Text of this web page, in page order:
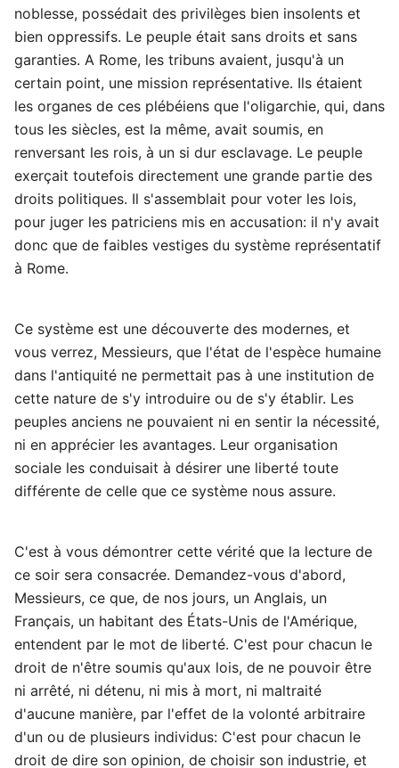
noblesse, possédait des privilèges bien insolents et
bien oppressifs. Le peuple était sans droits et sans
garanties. A Rome, les tribuns avaient, jusqu'à un
certain point, une mission représentative. Ils étaient
les organes de ces plébéiens que l'oligarchie, qui, dans
tous les siècles, est la même, avait soumis, en
renversant les rois, à un si dur esclavage. Le peuple
exerçait toutefois directement une grande partie des
droits politiques. Il s'assemblait pour voter les lois,
pour juger les patriciens mis en accusation: il n'y avait
donc que de faibles vestiges du système représentatif
à Rome.
Ce système est une découverte des modernes, et
vous verrez, Messieurs, que l'état de l'espèce humaine
dans l'antiquité ne permettait pas à une institution de
cette nature de s'y introduire ou de s'y établir. Les
peuples anciens ne pouvaient ni en sentir la nécessité,
ni en apprécier les avantages. Leur organisation
sociale les conduisait à désirer une liberté toute
différente de celle que ce système nous assure.
C'est à vous démontrer cette vérité que la lecture de
ce soir sera consacrée. Demandez-vous d'abord,
Messieurs, ce que, de nos jours, un Anglais, un
Français, un habitant des États-Unis de l'Amérique,
entendent par le mot de liberté. C'est pour chacun le
droit de n'être soumis qu'aux lois, de ne pouvoir être
ni arrêté, ni détenu, ni mis à mort, ni maltraité
d'aucune manière, par l'effet de la volonté arbitraire
d'un ou de plusieurs individus: C'est pour chacun le
droit de dire son opinion, de choisir son industrie, et